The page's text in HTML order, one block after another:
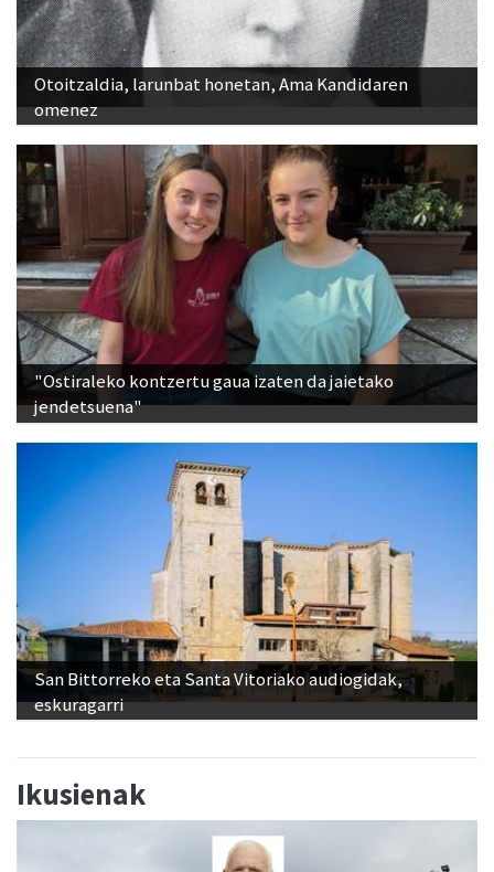
Otoitzaldia, larunbat honetan, Ama Kandidaren
omenez
"Ostiraleko kontzertu gaua izaten da jaietako
jendetsuena"
San Bittorreko eta Santa Vitoriako audiogidak,
eskuragarri